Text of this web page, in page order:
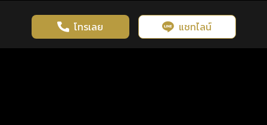
โทรเลย แชทไลน์
เว็บไซต์นี้มีการใช้งานคุกกี้ เพื่อเพิ่มประสิทธิภาพและประสบการณ์ที่ดี
ในการใช้งานเว็บไซต์ นโยบายความเป็นส่วนตัว
รู้ก่อน พร้อมกว่า ทุกจังหวะชีวิต คลิกดูดวงฟรี